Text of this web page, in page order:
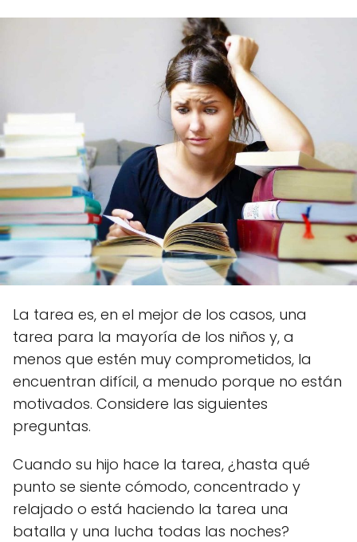
La tarea es, en el mejor de los casos, una
tarea para la mayoría de los niños y, a
menos que estén muy comprometidos, la
encuentran difícil, a menudo porque no están
motivados. Considere las siguientes
preguntas.
Cuando su hijo hace la tarea, ¿hasta qué
punto se siente cómodo, concentrado y
relajado o está haciendo la tarea una
batalla y una lucha todas las noches?